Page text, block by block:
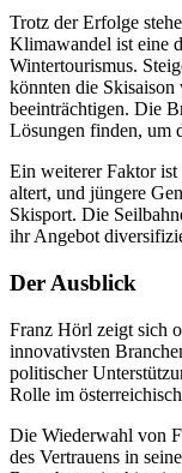
Trotz der Erfolge
Klimawandel ist eine
Wintertourismus.
könnten die
beeinträchtigen. Die
Lösungen finden, um
Ein weiterer Faktor
altert, und jüngere
Skisport. Die
ihr Angebot
Der Ausblick
Franz Hörl zeigt sich
innovativsten
politischer
Rolle im
Die Wiederwahl von
des Vertrauens in